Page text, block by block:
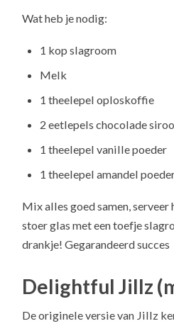
Wat heb je nodig:
1 kop slagroom
Melk
1 theelepel oploskoffie
2 eetlepels chocolade
1 theelepel vanille poeder
1 theelepel amandel
Mix alles goed samen, serveer
stoer glas met een toefje
drankje! Gegarandeerd succes
Delightful Jillz
De originele versie van Jillz